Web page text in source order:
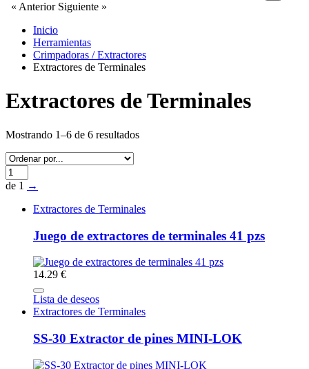
« Anterior Siguiente »
Inicio
Herramientas
Crimpadoras / Extractores
Extractores de Terminales
Extractores de Terminales
Mostrando 1–6 de 6 resultados
de 1 →
Extractores de Terminales
Juego de extractores de terminales 41 pzs
14.29 €
Lista de deseos
Extractores de Terminales
SS-30 Extractor de pines MINI-LOK